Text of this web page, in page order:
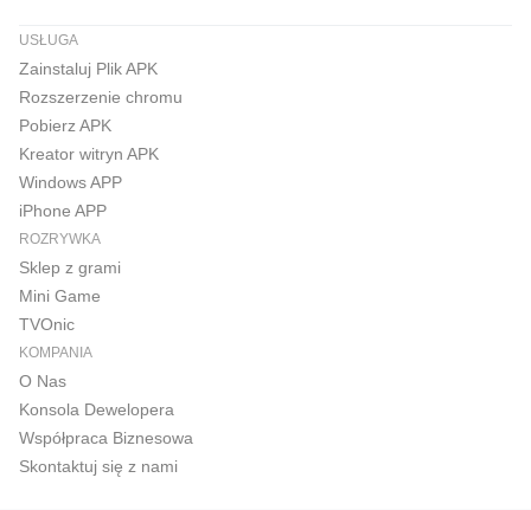
USŁUGA
Zainstaluj Plik APK
Rozszerzenie chromu
Pobierz APK
Kreator witryn APK
Windows APP
iPhone APP
ROZRYWKA
Sklep z grami
Mini Game
TVOnic
KOMPANIA
O Nas
Konsola Dewelopera
Współpraca Biznesowa
Skontaktuj się z nami